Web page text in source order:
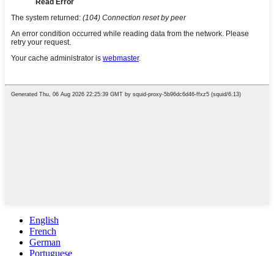
English
French
German
Portuguese